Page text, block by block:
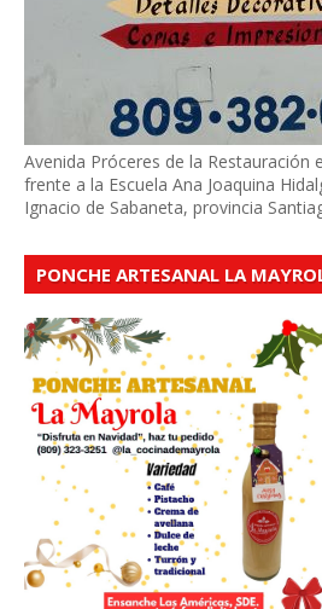
Avenida Próceres de la Restauración
frente a la Escuela Ana Joaquina
Ignacio de Sabaneta, provincia
PONCHE ARTESANAL LA